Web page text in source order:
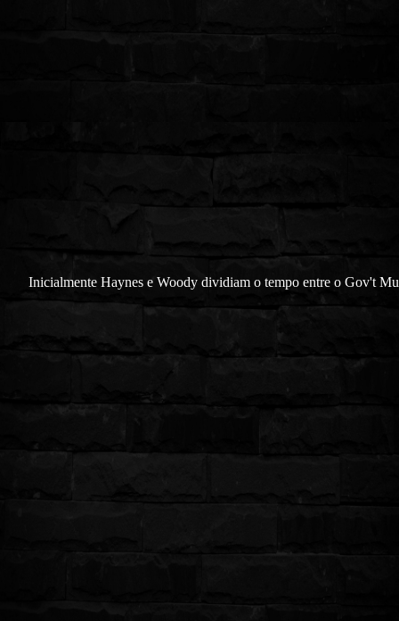
Inicialmente Haynes e Woody dividiam o tempo entre o Gov't